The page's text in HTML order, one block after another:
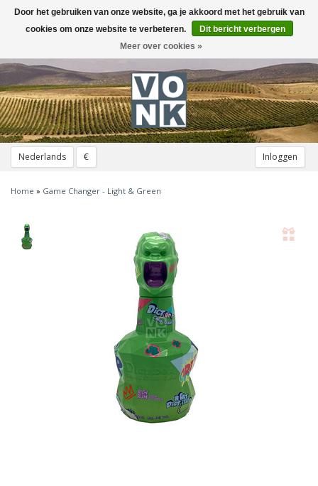
Nederlands € Inloggen
Toggle
navigation
Home » Game Changer - Light & Green
Door het gebruiken van onze website, ga je akkoord met het gebruik van
cookies om onze website te verbeteren.
Dit bericht verbergen
Meer over cookies »